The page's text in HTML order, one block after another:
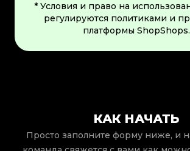
* Условия и право на
регулируются политиками и
платформы ShopShops.
КАК НАЧАТЬ
Просто заполните форму ниже, и